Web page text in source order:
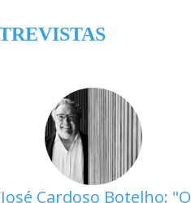
José Cardoso Botelho: "O